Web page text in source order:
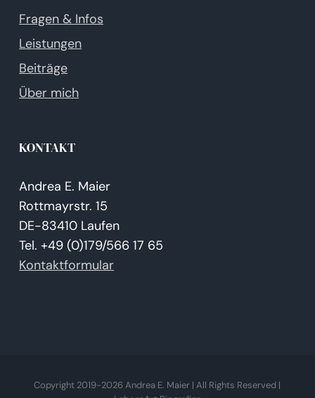
Fragen & Infos
Leistungen
Beiträge
Über mich
KONTAKT
Andrea E. Maier
Rottmayrstr. 15
DE-83410 Laufen
Tel. +49 (0)179/566 17 65
Kontaktformular
Copyright 2019-2026 Andrea E. Maier | All Rights Reserved |